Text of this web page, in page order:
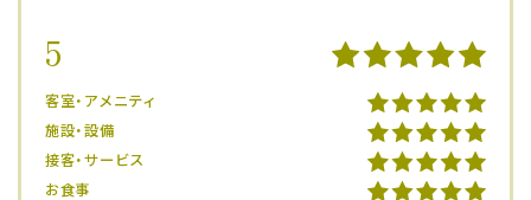
5
客室・アメニティ
施設・設備
接客・サービス
お食事